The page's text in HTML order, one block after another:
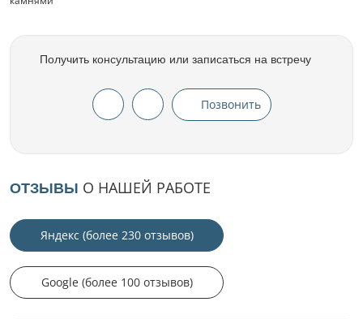
Получить консультацию или записаться на встречу
Позвонить
ОТЗЫВЫ О НАШЕЙ РАБОТЕ
Яндекс (более 230 отзывов)
Google (более 100 отзывов)